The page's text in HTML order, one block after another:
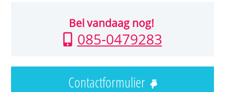
Bel vandaag nog!
085-0479283
Contactformulier